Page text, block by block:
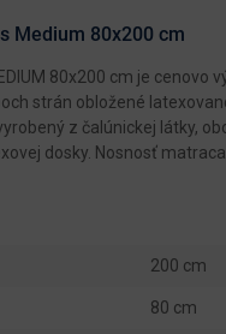
Medium 80x200 cm
80x200 cm je
strán obložené
z čalúnickej látky,
dosky. Nosnosť matraca
200 cm
80 cm